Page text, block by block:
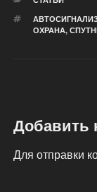
МЕТКИ
ОХРАНА,
Добавить
Для отправки